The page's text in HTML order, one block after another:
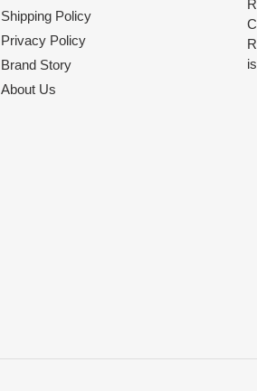
Shipping Policy
Privacy Policy
Brand Story
About Us